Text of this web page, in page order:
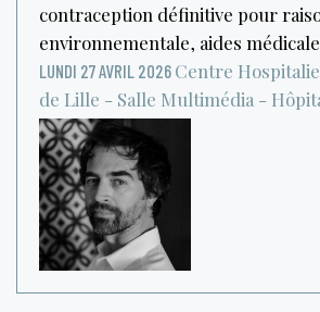
contraception définitive pour
environnementale, aides
LUNDI 27 AVRIL 2026 Centre
de Lille - Salle Multimédia -